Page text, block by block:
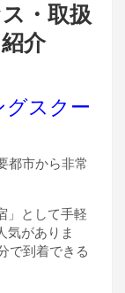
・取扱
介
スクー
都市から非常
」として手軽
気がありま
で到着できる